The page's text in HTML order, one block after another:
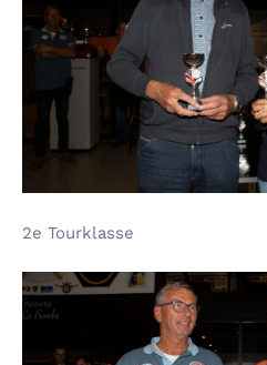
2e Tourklasse